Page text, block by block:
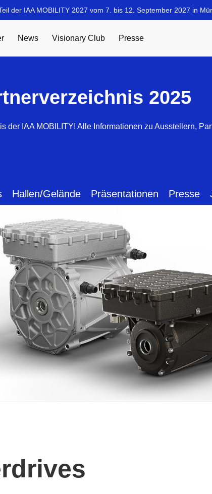
2025
der IAA MOBILITY! Alle Informationen zu Ausstellern,
Hallen/Gelände Präsentationen Presse